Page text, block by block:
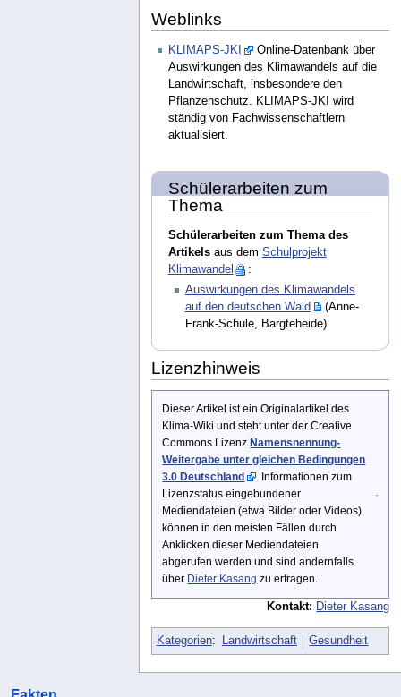
Weblinks
KLIMAPS-JKI
Online-Datenbank über
Auswirkungen des Klimawandels auf die
Landwirtschaft, insbesondere den
Pflanzenschutz. KLIMAPS-JKI wird
ständig von Fachwissenschaftlern
aktualisiert.
Schülerarbeiten zum
Thema
Schülerarbeiten zum Thema des
Artikelsaus dem Schulprojekt
Klimawandel
:
Auswirkungen des Klimawandels
auf den deutschen Wald
(Anne-
Frank-Schule, Bargteheide)
Lizenzhinweis
Dieser Artikel ist ein Originalartikel des
Klima-Wiki und steht unter der Creative
Commons Lizenz Namensnennung-
Weitergabe unter gleichen Bedingungen
3.0 Deutschland
. Informationen zum
Lizenzstatus eingebundener
Mediendateien (etwa Bilder oder Videos)
können in den meisten Fällen durch
Anklicken dieser Mediendateien
abgerufen werden und sind andernfalls
über Dieter Kasang zu erfragen.
Kontakt: Dieter Kasang
Kategorien: Landwirtschaft Gesundheit